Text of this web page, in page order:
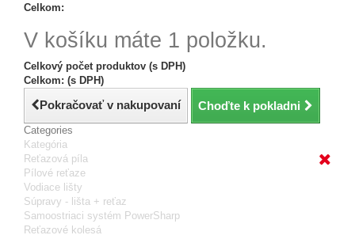
Celkom:
V košíku máte 1 položku.
Celkový počet produktov (s DPH)
Celkom: (s DPH)
Pokračovať v nakupovaní Choďte k pokladni
Categories
Kategória
Reťazová píla
Pílové reťaze
Vodiace lišty
Súpravy - lišta + reťaz
Samoostriaci systém PowerSharp
Reťazové kolesá